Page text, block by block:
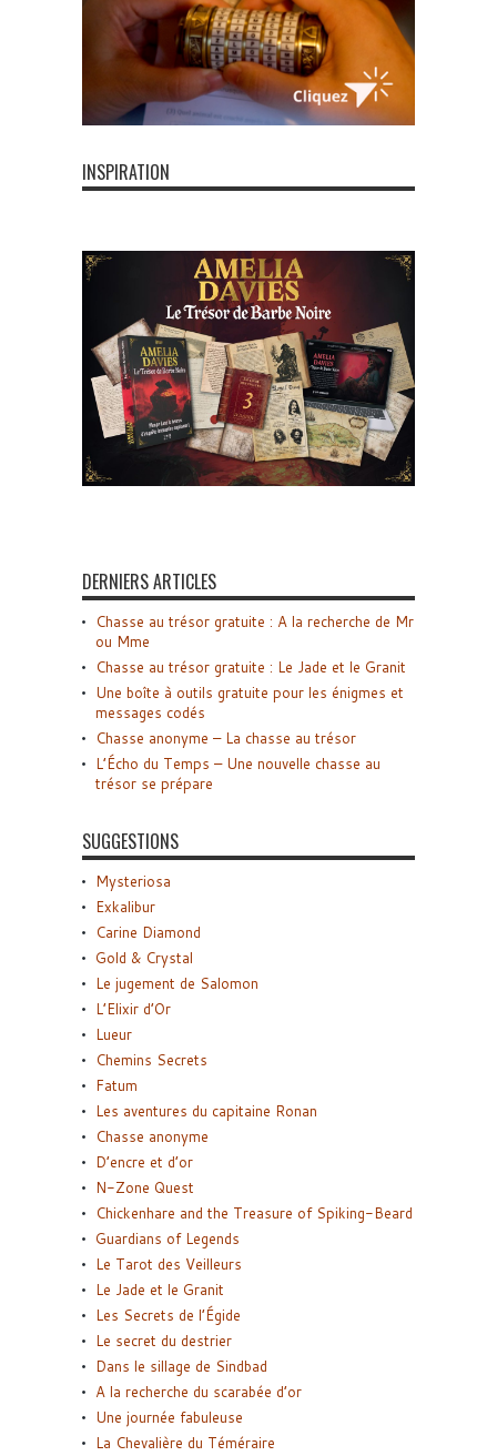
INSPIRATION
DERNIERS ARTICLES
Chasse au trésor gratuite : A la recherche de Mr
ou Mme
Chasse au trésor gratuite : Le Jade et le Granit
Une boîte à outils gratuite pour les énigmes et
messages codés
Chasse anonyme – La chasse au trésor
L’Écho du Temps – Une nouvelle chasse au
trésor se prépare
SUGGESTIONS
Mysteriosa
Exkalibur
Carine Diamond
Gold & Crystal
Le jugement de Salomon
L’Elixir d’Or
Lueur
Chemins Secrets
Fatum
Les aventures du capitaine Ronan
Chasse anonyme
D’encre et d’or
N-Zone Quest
Chickenhare and the Treasure of Spiking-Beard
Guardians of Legends
Le Tarot des Veilleurs
Le Jade et le Granit
Les Secrets de l’Égide
Le secret du destrier
Dans le sillage de Sindbad
A la recherche du scarabée d’or
Une journée fabuleuse
La Chevalière du Téméraire